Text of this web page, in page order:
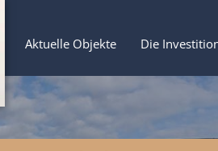
Aktuelle Objekte Die